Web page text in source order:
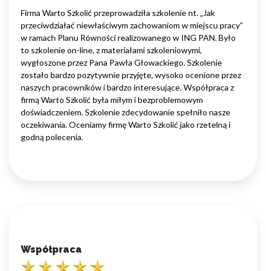
Firma Warto Szkolić przeprowadziła szkolenie nt. „Jak
przeciwdziałać niewłaściwym zachowaniom w miejscu pracy”
w ramach Planu Równości realizowanego w ING PAN. Było
to szkolenie on-line, z materiałami szkoleniowymi,
wygłoszone przez Pana Pawła Głowackiego. Szkolenie
zostało bardzo pozytywnie przyjęte, wysoko ocenione przez
naszych pracowników i bardzo interesujące. Współpraca z
firmą Warto Szkolić była miłym i bezproblemowym
doświadczeniem. Szkolenie zdecydowanie spełniło nasze
oczekiwania. Oceniamy firmę Warto Szkolić jako rzetelną i
godną polecenia.
Współpraca